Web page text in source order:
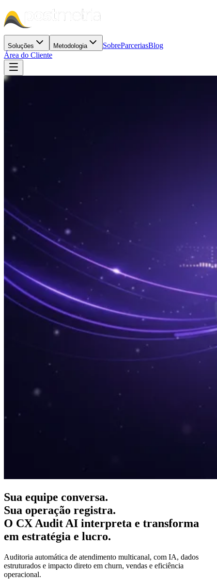
Soluções Metodologia SobreParceriasBlog
Área do Cliente
Sua equipe conversa.
Sua operação registra.
O CX Audit AI interpreta e transforma
em estratégia e lucro.
Auditoria automática de atendimento multicanal, com IA, dados
estruturados e impacto direto em churn, vendas e eficiência
operacional.